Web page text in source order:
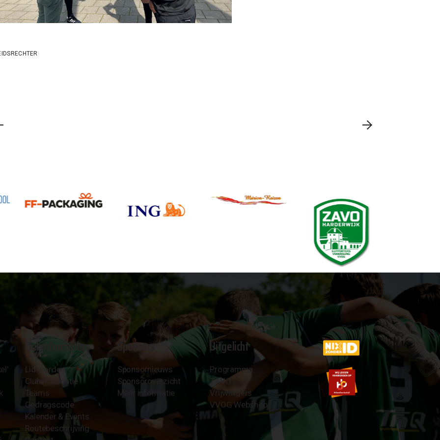
Clubinformatie
Lid worden
Clubinformatie
Teams
Gedragscode
Kalender & Events
Routebeschrijving
Sponsors
Sponsornieuws
Sponsoroverzicht
Meer informatie
Uitgelicht
Programma
ZAVO
Vrijwilligers
VVOG Webshop